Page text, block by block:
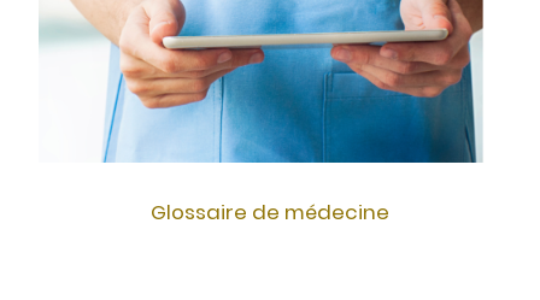
Glossaire de médecine